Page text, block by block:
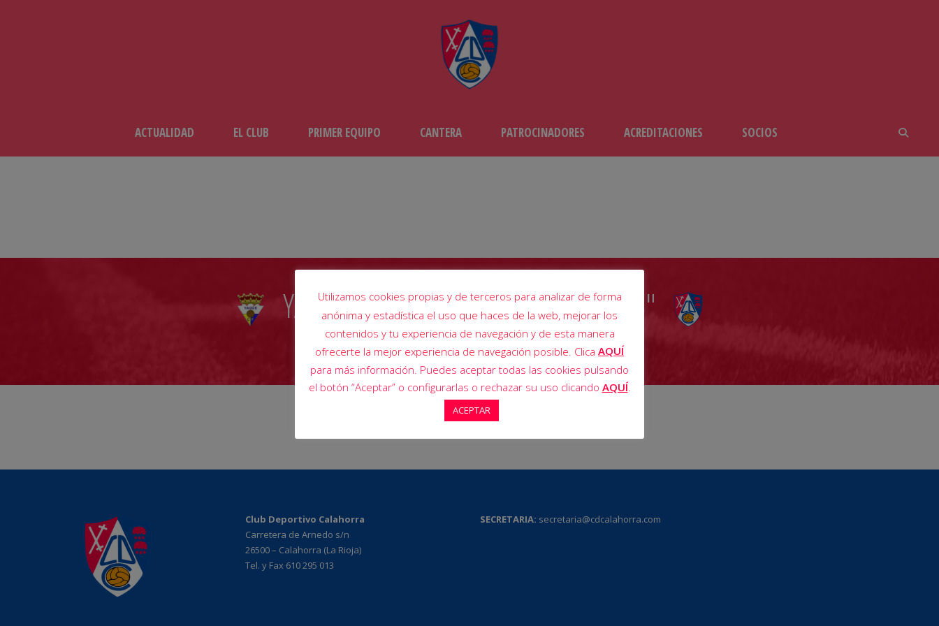
ACTUALIDAD EL CLUB PRIMER EQUIPO CANTERA PATROCINADORES ACREDITACIONES SOCIOS
YAGUE CF - CD CALAHORRA "B"
27 Abr 2025
Club Deportivo Calahorra
Carretera de Arnedo s/n
26500 – Calahorra (La Rioja)
Tel. y Fax 610 295 013
SECRETARIA: secretaria@cdcalahorra.com
Utilizamos cookies propias y de terceros para analizar de forma
anónima y estadística el uso que haces de la web, mejorar los
contenidos y tu experiencia de navegación y de esta manera
ofrecerte la mejor experiencia de navegación posible. Clica AQUÍ
para más información. Puedes aceptar todas las cookies pulsando
el botón “Aceptar” o configurarlas o rechazar su uso clicando AQUÍ.
ACEPTAR